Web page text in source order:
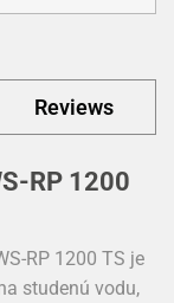
Reviews
RP 1200
RP 1200 TS je
studenú vodu,